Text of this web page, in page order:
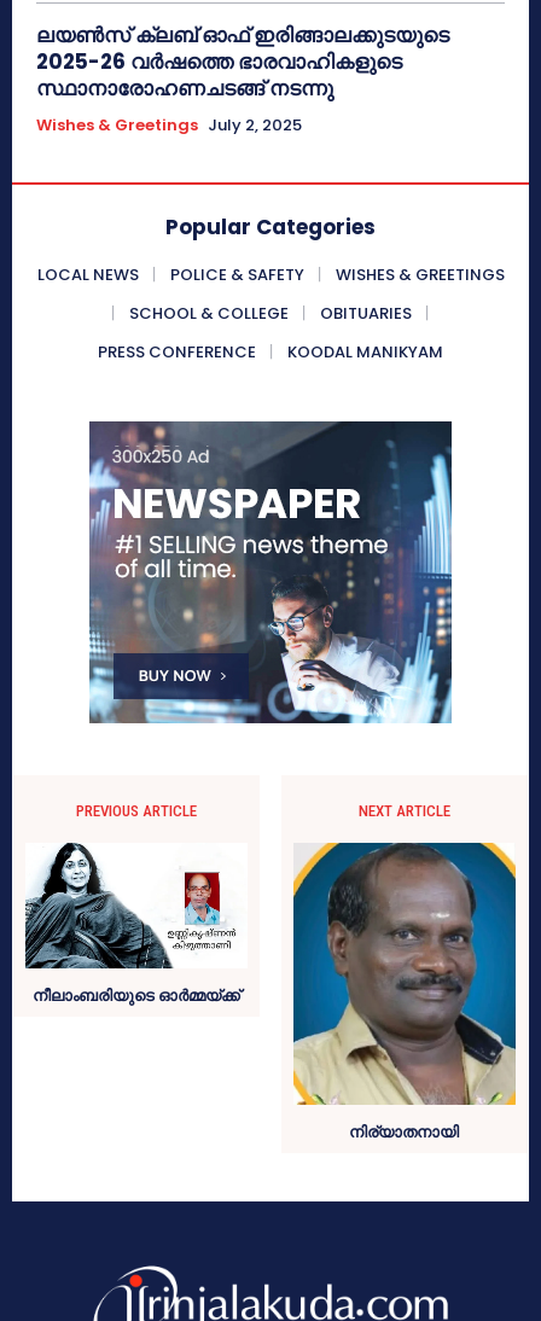
ലയൺസ് ക്ലബ് ഓഫ് ഇരിങ്ങാലക്കുടയുടെ
2025-26 വർഷത്തെ ഭാരവാഹികളുടെ
സ്ഥാനാരോഹണചടങ്ങ് നടന്നു
Wishes & Greetings July 2, 2025
Popular Categories
LOCAL NEWS POLICE & SAFETY
WISHES & GREETINGS
SCHOOL & COLLEGE
OBITUARIES
PRESS CONFERENCE
KOODAL MANIKYAM
PREVIOUS ARTICLE
നീലാംബരിയുടെ ഓർമ്മയ്ക്ക്
NEXT ARTICLE
നിര്യാതനായി